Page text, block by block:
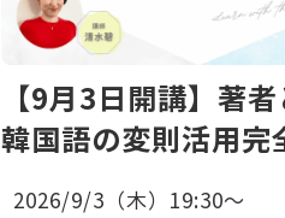
【9月3日開講】著者
韓国語の変則活用完
2026/9/3（木）19:30〜